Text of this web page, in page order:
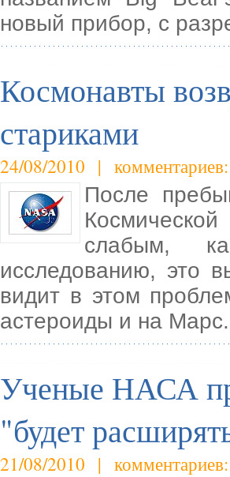
новый прибор, с
Космонавты
стариками
24/08/2010 |
После
слабым,
исследованию, это
видит в этом
астероиды и на Марс.
Ученые НАСА
"будет
21/08/2010 | комментариев: